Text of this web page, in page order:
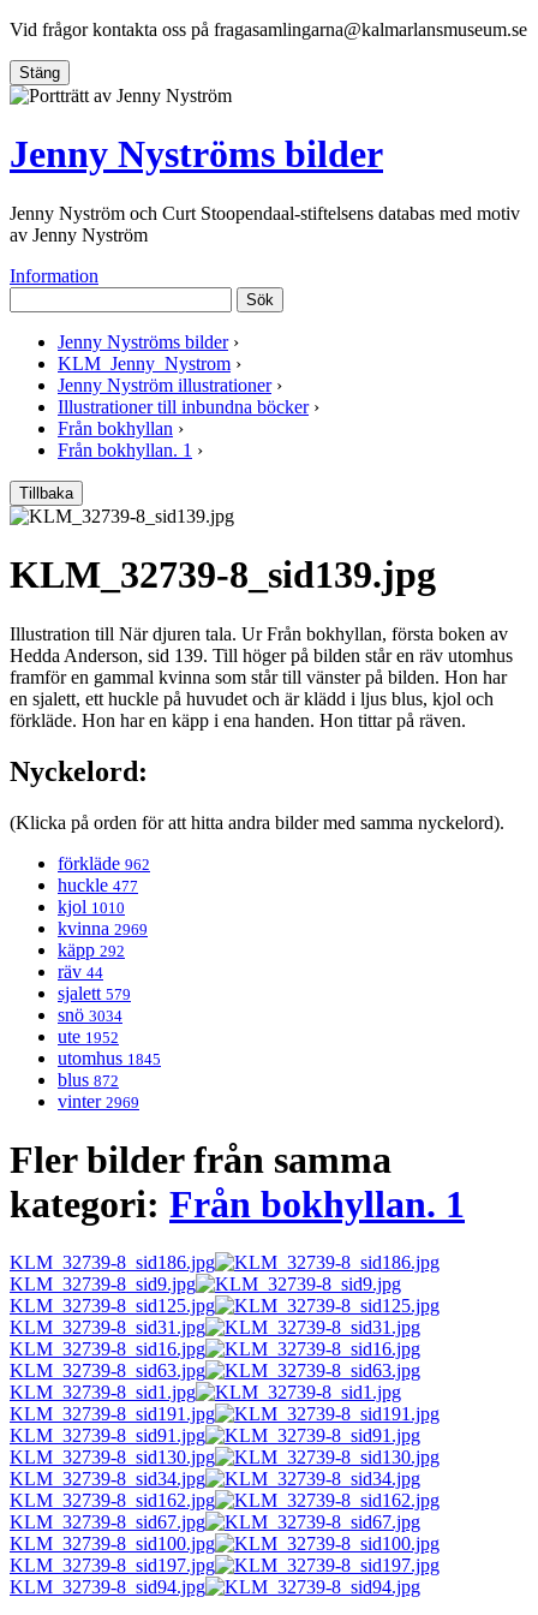
Vid frågor kontakta oss på fragasamlingarna@kalmarlansmuseum.se
Stäng
Jenny Nyströms bilder
Jenny Nyström och Curt Stoopendaal-stiftelsens databas med motiv
av Jenny Nyström
Information
Sök
Jenny Nyströms bilder ›
KLM_Jenny_Nystrom ›
Jenny Nyström illustrationer ›
Illustrationer till inbundna böcker ›
Från bokhyllan ›
Från bokhyllan. 1 ›
Tillbaka
KLM_32739-8_sid139.jpg
Illustration till När djuren tala. Ur Från bokhyllan, första boken av
Hedda Anderson, sid 139. Till höger på bilden står en räv utomhus
framför en gammal kvinna som står till vänster på bilden. Hon har
en sjalett, ett huckle på huvudet och är klädd i ljus blus, kjol och
förkläde. Hon har en käpp i ena handen. Hon tittar på räven.
Nyckelord:
(Klicka på orden för att hitta andra bilder med samma nyckelord).
förkläde 962
huckle 477
kjol 1010
kvinna 2969
käpp 292
räv 44
sjalett 579
snö 3034
ute 1952
utomhus 1845
blus 872
vinter 2969
Fler bilder från samma
kategori: Från bokhyllan. 1
KLM_32739-8_sid186.jpg
KLM_32739-8_sid9.jpg
KLM_32739-8_sid125.jpg
KLM_32739-8_sid31.jpg
KLM_32739-8_sid16.jpg
KLM_32739-8_sid63.jpg
KLM_32739-8_sid1.jpg
KLM_32739-8_sid191.jpg
KLM_32739-8_sid91.jpg
KLM_32739-8_sid130.jpg
KLM_32739-8_sid34.jpg
KLM_32739-8_sid162.jpg
KLM_32739-8_sid67.jpg
KLM_32739-8_sid100.jpg
KLM_32739-8_sid197.jpg
KLM_32739-8_sid94.jpg